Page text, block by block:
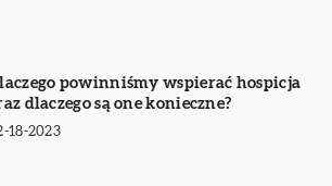
powinniśmy wspierać hospicja
dlaczego są one konieczne?
18-2023